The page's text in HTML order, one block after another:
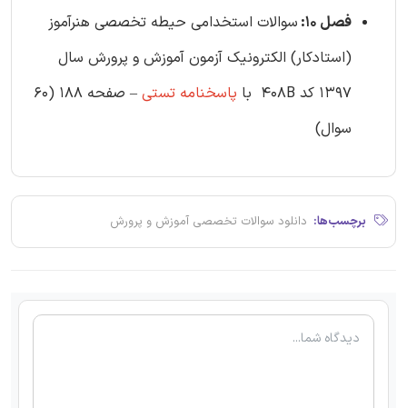
فصل 10:
سوالات استخدامی حیطه تخصصی هنرآموز
(استادکار) الکترونیک آزمون آموزش و پرورش سال
1397 کد 408B با
پاسخنامه تستی
– صفحه 188 (60
سوال)
برچسب‌ها: دانلود سوالات تخصصی آموزش و پرورش